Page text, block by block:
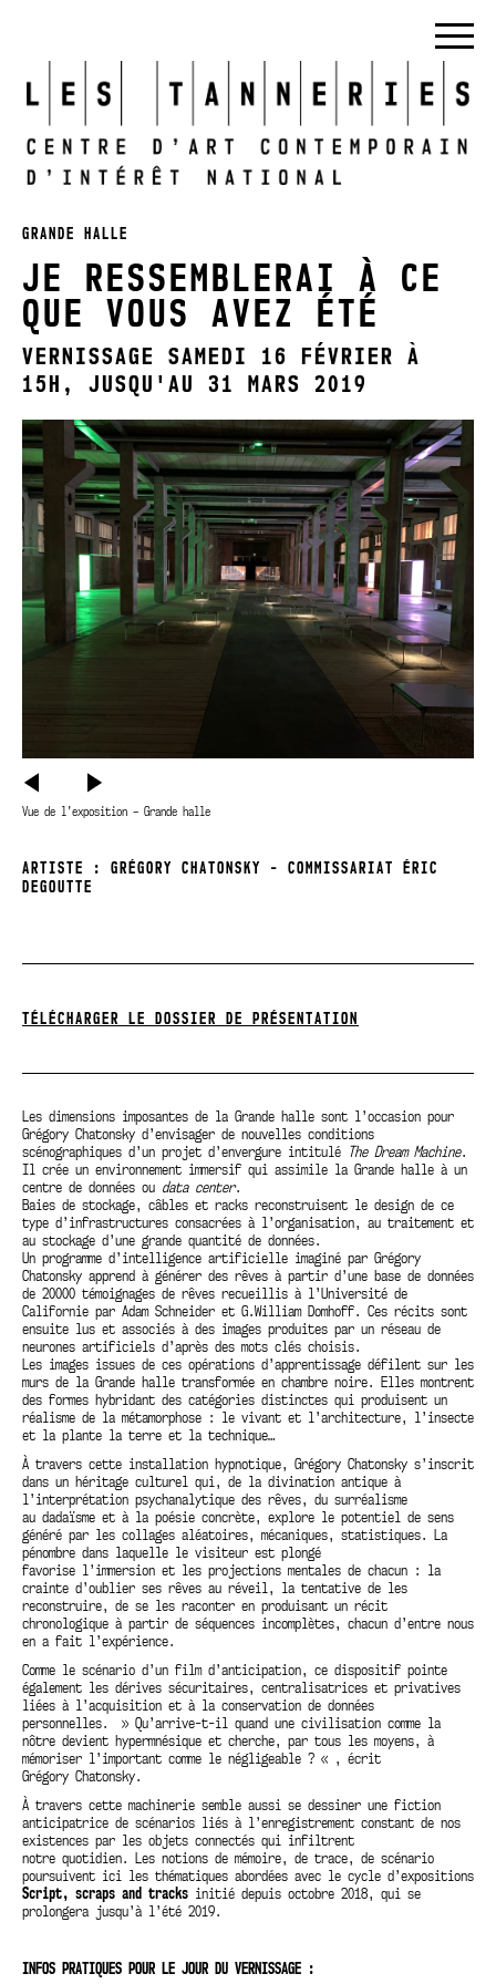
GRANDE HALLE
JE RESSEMBLERAI À CE
QUE VOUS AVEZ ÉTÉ
VERNISSAGE SAMEDI 16 FÉVRIER À
15H, JUSQU'AU 31 MARS 2019
PRÉCÉDENT
Vue de l’exposition – Grande halle
ARTISTE : GRÉGORY CHATONSKY - COMMISSARIAT ÉRIC
DEGOUTTE
TÉLÉCHARGER LE DOSSIER DE PRÉSENTATION
Les dimensions imposantes de la Grande halle sont l’occasion pour
Grégory Chatonsky d’envisager de nouvelles conditions
scénographiques d’un projet d’envergure intitulé The Dream Machine.
Il crée un environnement immersif qui assimile la Grande halle à un
centre de données ou data center.
Baies de stockage, câbles et racks reconstruisent le design de ce
type d’infrastructures consacrées à l’organisation, au traitement et
au stockage d’une grande quantité de données.
Un programme d’intelligence artificielle imaginé par Grégory
Chatonsky apprend à générer des rêves à partir d’une base de données
de 20000 témoignages de rêves recueillis à l’Université de
Californie par Adam Schneider et G.William Domhoff. Ces récits sont
ensuite lus et associés à des images produites par un réseau de
neurones artificiels d’après des mots clés choisis.
Les images issues de ces opérations d’apprentissage défilent sur les
murs de la Grande halle transformée en chambre noire. Elles montrent
des formes hybridant des catégories distinctes qui produisent un
réalisme de la métamorphose : le vivant et l’architecture, l’insecte
et la plante la terre et la technique…
À travers cette installation hypnotique, Grégory Chatonsky s’inscrit
dans un héritage culturel qui, de la divination antique à
l’interprétation psychanalytique des rêves, du surréalisme
au dadaïsme et à la poésie concrète, explore le potentiel de sens
généré par les collages aléatoires, mécaniques, statistiques. La
pénombre dans laquelle le visiteur est plongé
favorise l’immersion et les projections mentales de chacun : la
crainte d’oublier ses rêves au réveil, la tentative de les
reconstruire, de se les raconter en produisant un récit
chronologique à partir de séquences incomplètes, chacun d’entre nous
en a fait l’expérience.
Comme le scénario d’un film d’anticipation, ce dispositif pointe
également les dérives sécuritaires, centralisatrices et privatives
liées à l’acquisition et à la conservation de données
personnelles. » Qu’arrive-t-il quand une civilisation comme la
nôtre devient hypermnésique et cherche, par tous les moyens, à
mémoriser l’important comme le négligeable ? « , écrit
Grégory Chatonsky.
À travers cette machinerie semble aussi se dessiner une fiction
anticipatrice de scénarios liés à l’enregistrement constant de nos
existences par les objets connectés qui infiltrent
notre quotidien. Les notions de mémoire, de trace, de scénario
poursuivent ici les thématiques abordées avec le cycle d’expositions
Script, scraps and tracks initié depuis octobre 2018, qui se
prolongera jusqu’à l’été 2019.
INFOS PRATIQUES POUR LE JOUR DU VERNISSAGE :